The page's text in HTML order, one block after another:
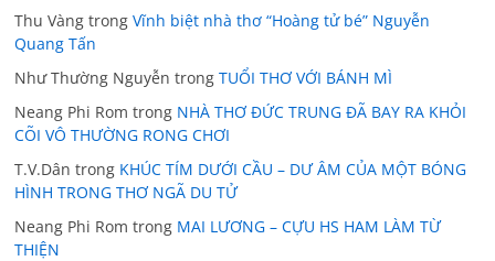
Thu Vàng trongVĩnh biệt nhà thơ “Hoàng tử bé” Nguyễn
Quang Tấn
Như Thường Nguyễn trongTUỔI THƠ VỚI BÁNH MÌ
Neang Phi Rom trong NHÀ THƠ ĐỨC TRUNG ĐÃ BAY RA KHỎI
CÕI VÔ THƯỜNG RONG CHƠI
T.V.Dân trong KHÚC TÍM DƯỚI CẦU – DƯ ÂM CỦA MỘT BÓNG
HÌNH TRONG THƠ NGÃ DU TỬ
Neang Phi Rom trong MAI LƯƠNG – CỰU HS HAM LÀM TỪ
THIỆN